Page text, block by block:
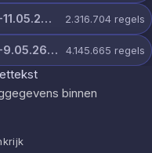
@HARMONYLOGS - FREE LOGS -11.05.26.rar 2.316.704 regels
@HARMONYLOGS - FREE LOGS -9.05.26.rar 4.145.665 regels
binnen